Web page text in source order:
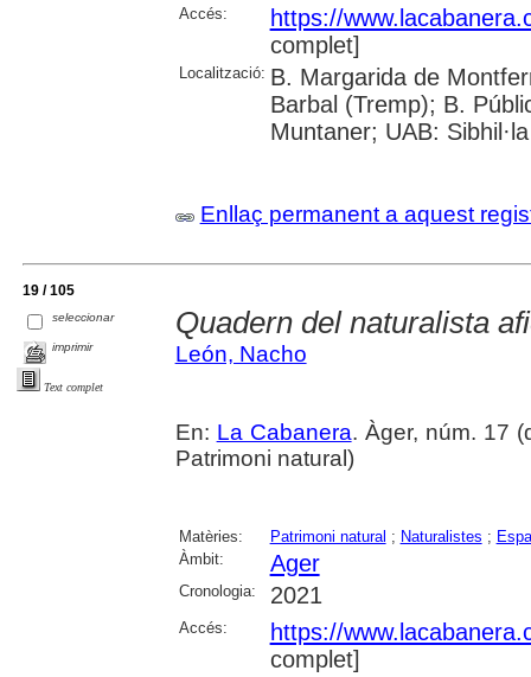
Accés:
https://
complet]
Localització: B. Margarida de
Barbal (Tremp); B.
Muntaner; UAB: Sibhil·la
Enllaç permanent a aquest
19 / 105
seleccionar
imprimir
Text complet
Quadern del naturalista
León, Nacho
En: La Cabanera. Àger, núm. 17
Patrimoni natural)
Matèries: Patrimoni natural ; Naturalistes ;
Àmbit:
Ager
Cronologia: 2021
Accés:
https://
complet]